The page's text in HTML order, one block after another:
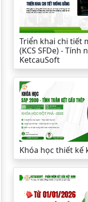
Triển khai chi tiết
(KCS SFDe) - Tính
KetcauSoft
Khóa học thiết kế